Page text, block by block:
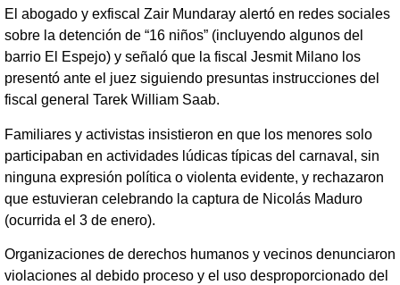
El abogado y exfiscal Zair Mundaray alertó en redes sociales
sobre la detención de “16 niños” (incluyendo algunos del
barrio El Espejo) y señaló que la fiscal Jesmit Milano los
presentó ante el juez siguiendo presuntas instrucciones del
fiscal general Tarek William Saab.
Familiares y activistas insistieron en que los menores solo
participaban en actividades lúdicas típicas del carnaval, sin
ninguna expresión política o violenta evidente, y rechazaron
que estuvieran celebrando la captura de Nicolás Maduro
(ocurrida el 3 de enero).
Organizaciones de derechos humanos y vecinos denunciaron
violaciones al debido proceso y el uso desproporcionado del